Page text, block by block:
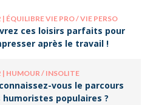
| ÉQUILIBRE VIE PRO / VIE PERSO
ces loisirs parfaits pour
après le travail !
| HUMOUR / INSOLITE
vous le parcours
humoristes populaires ?